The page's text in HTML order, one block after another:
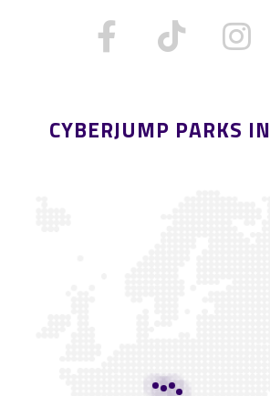
CYBERJUMP PARKS